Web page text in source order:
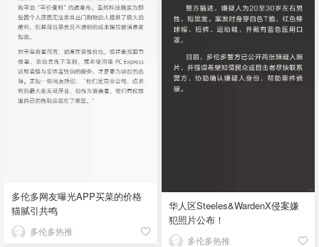
多伦多网友曝光APP买菜的价格
猫腻引共鸣
多伦多热推
华人区Steeles&WardenX侵案嫌
犯照片公布！
多伦多热推